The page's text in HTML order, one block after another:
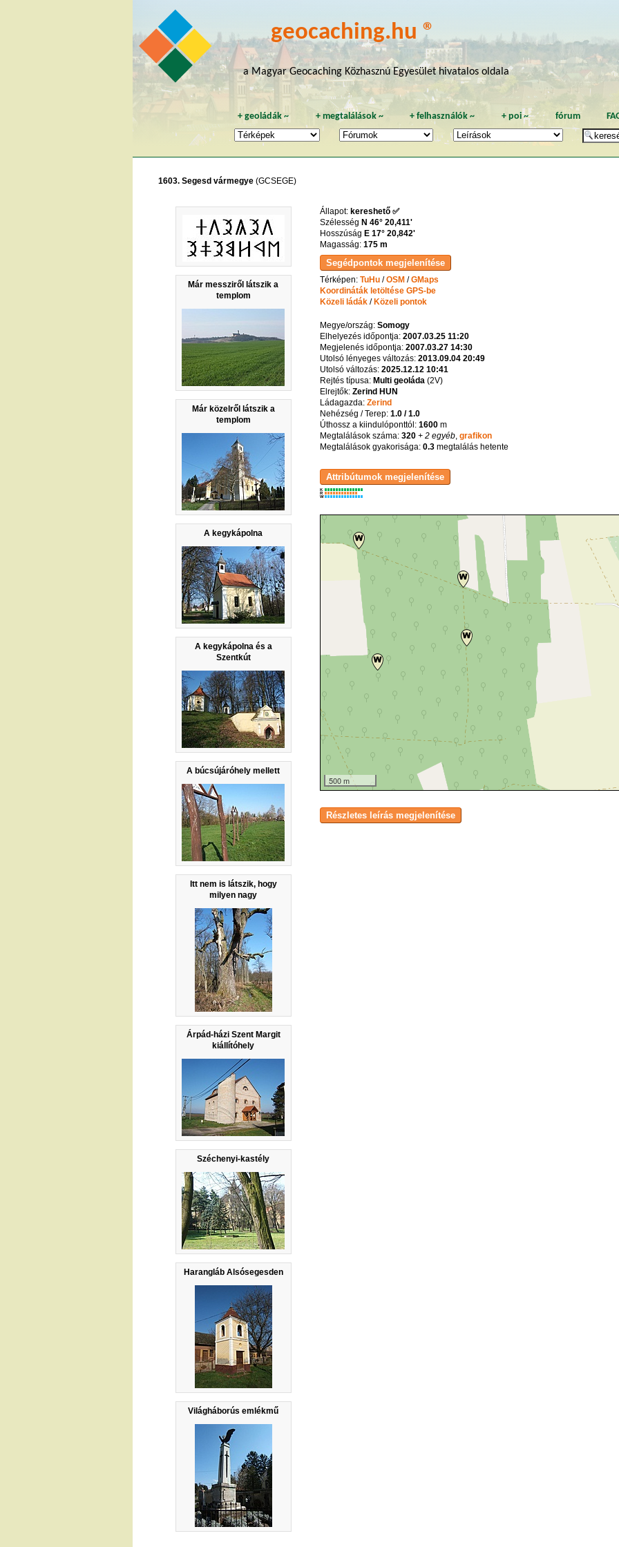
geocaching.hu ®
a Magyar Geocaching Közhasznú Egyesület hivatalos oldala
+geoládák~ + megtalálások~ +felhasználók ~ + poi~ fórum
1603. Segesd vármegye (GCSEGE)
Már messziről látszik a
templom
Már közelről látszik a
templom
A kegykápolna
A kegykápolna és a
Szentkút
A búcsújáróhely mellett
Itt nem is látszik, hogy
milyen nagy
Árpád-házi Szent Margit
kiállítóhely
Széchenyi-kastély
Harangláb Alsósegesden
Világháborús emlékmű
Állapot: kereshető ✅
Szélesség N 46° 20,411'
Hosszúság E 17° 20,842'
Magasság: 175 m
Térképen: TuHu/OSM /GMaps
Koordináták letöltése GPS-be
Közeli ládák/ Közeli pontok
Megye/ország: Somogy
Elhelyezés időpontja: 2007.03.25 11:20
Megjelenés időpontja: 2007.03.27 14:30
Utolsó lényeges változás: 2013.09.04 20:49
Utolsó változás: 2025.12.12 10:41
Rejtés típusa: Multi geoláda(2V)
Elrejtők: Zerind HUN
Ládagazda: Zerind
Nehézség / Terep: 1.0 / 1.0
Úthossz a kiindulóponttól: 1600m
Megtalálások száma: 320+ 2 egyéb, grafikon
Megtalálások gyakorisága: 0.3megtalálás hetente
K
R
W
500 m